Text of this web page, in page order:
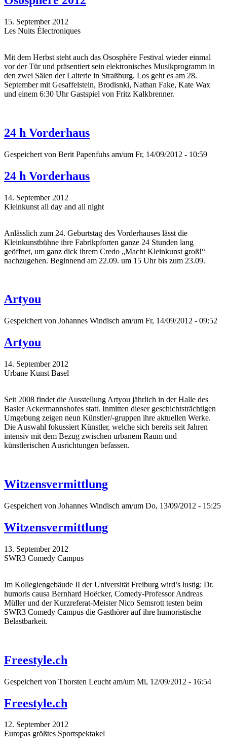
15. September 2012
Les Nuits Électroniques
Mit dem Herbst steht auch das Ososphère Festival wieder einmal
vor der Tür und präsentiert sein elektronisches Musikprogramm in
den zwei Sälen der Laiterie in Straßburg. Los geht es am 28.
September mit Gesaffelstein, Brodisnki, Nathan Fake, Kate Wax
und einem 6:30 Uhr Gastspiel von Fritz Kalkbrenner.
24 h Vorderhaus
Gespeichert von Berit Papenfuhs am/um Fr, 14/09/2012 - 10:59
24 h Vorderhaus
14. September 2012
Kleinkunst all day and all night
Anlässlich zum 24. Geburtstag des Vorderhauses lässt die
Kleinkunstbühne ihre Fabrikpforten ganze 24 Stunden lang
geöffnet, um ganz dick ihrem Credo „Macht Kleinkunst groß!“
nachzugehen. Beginnend am 22.09. um 15 Uhr bis zum 23.09.
Artyou
Gespeichert von Johannes Windisch am/um Fr, 14/09/2012 - 09:52
Artyou
14. September 2012
Urbane Kunst Basel
Seit 2008 findet die Ausstellung Artyou jährlich in der Halle des
Basler Ackermannshofes statt. Inmitten dieser geschichtsträchtigen
Umgebung zeigen neun Künstler/-gruppen ihre aktuellen Werke.
Die Auswahl fokussiert Künstler, welche sich bereits seit Jahren
intensiv mit dem Bezug zwischen urbanem Raum und
künstlerischen Ausrichtungen befassen.
Witzensvermittlung
Gespeichert von Johannes Windisch am/um Do, 13/09/2012 - 15:25
Witzensvermittlung
13. September 2012
SWR3 Comedy Campus
Im Kollegiengebäude II der Universität Freiburg wird’s lustig: Dr.
humoris causa Bernhard Hoëcker, Comedy-Professor Andreas
Müller und der Kurzreferat-Meister Nico Semsrott testen beim
SWR3 Comedy Campus die Gasthörer auf ihre humoristische
Belastbarkeit.
Freestyle.ch
Gespeichert von Thorsten Leucht am/um Mi, 12/09/2012 - 16:54
Freestyle.ch
12. September 2012
Europas größtes Sportspektakel